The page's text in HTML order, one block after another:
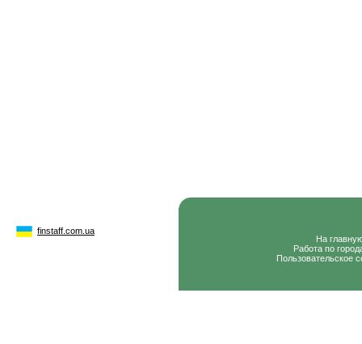
finstaff.com.ua
На
Работа по
Пользовательское